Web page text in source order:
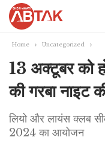
Home Uncategorized
13 अक्टूबर को
की गरबा नाइट
लियो और लायंस क्लब
2024 का आयोजन